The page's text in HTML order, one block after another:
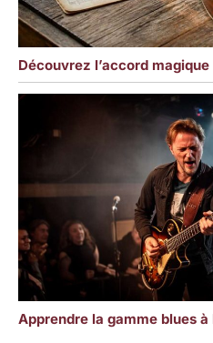
Découvrez l’accord
Apprendre la gamme blues